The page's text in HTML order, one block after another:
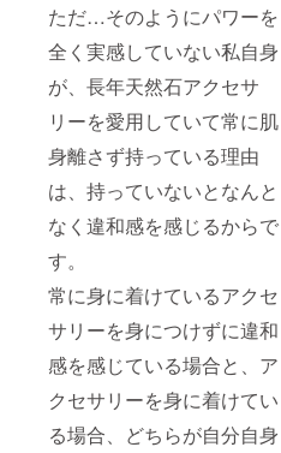
ただ…そのようにパワーを
全く実感していない私自身
が、長年天然石アクセサ
リーを愛用していて常に肌
身離さず持っている理由
は、持っていないとなんと
なく違和感を感じるからで
す。
常に身に着けているアクセ
サリーを身につけずに違和
感を感じている場合と、ア
クセサリーを身に着けてい
る場合、どちらが自分自身